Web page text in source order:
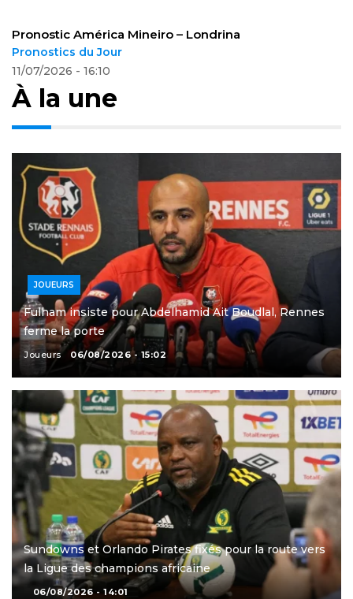
Pronostic América Mineiro – Londrina
Pronostics du Jour
11/07/2026 - 16:10
À la une
JOUEURS
Fulham insiste pour Abdelhamid Ait Boudlal, Rennes
ferme la porte
Joueurs 06/08/2026 - 15:02
Sundowns et Orlando Pirates fixés pour la route vers
la Ligue des champions africaine
06/08/2026 - 14:01